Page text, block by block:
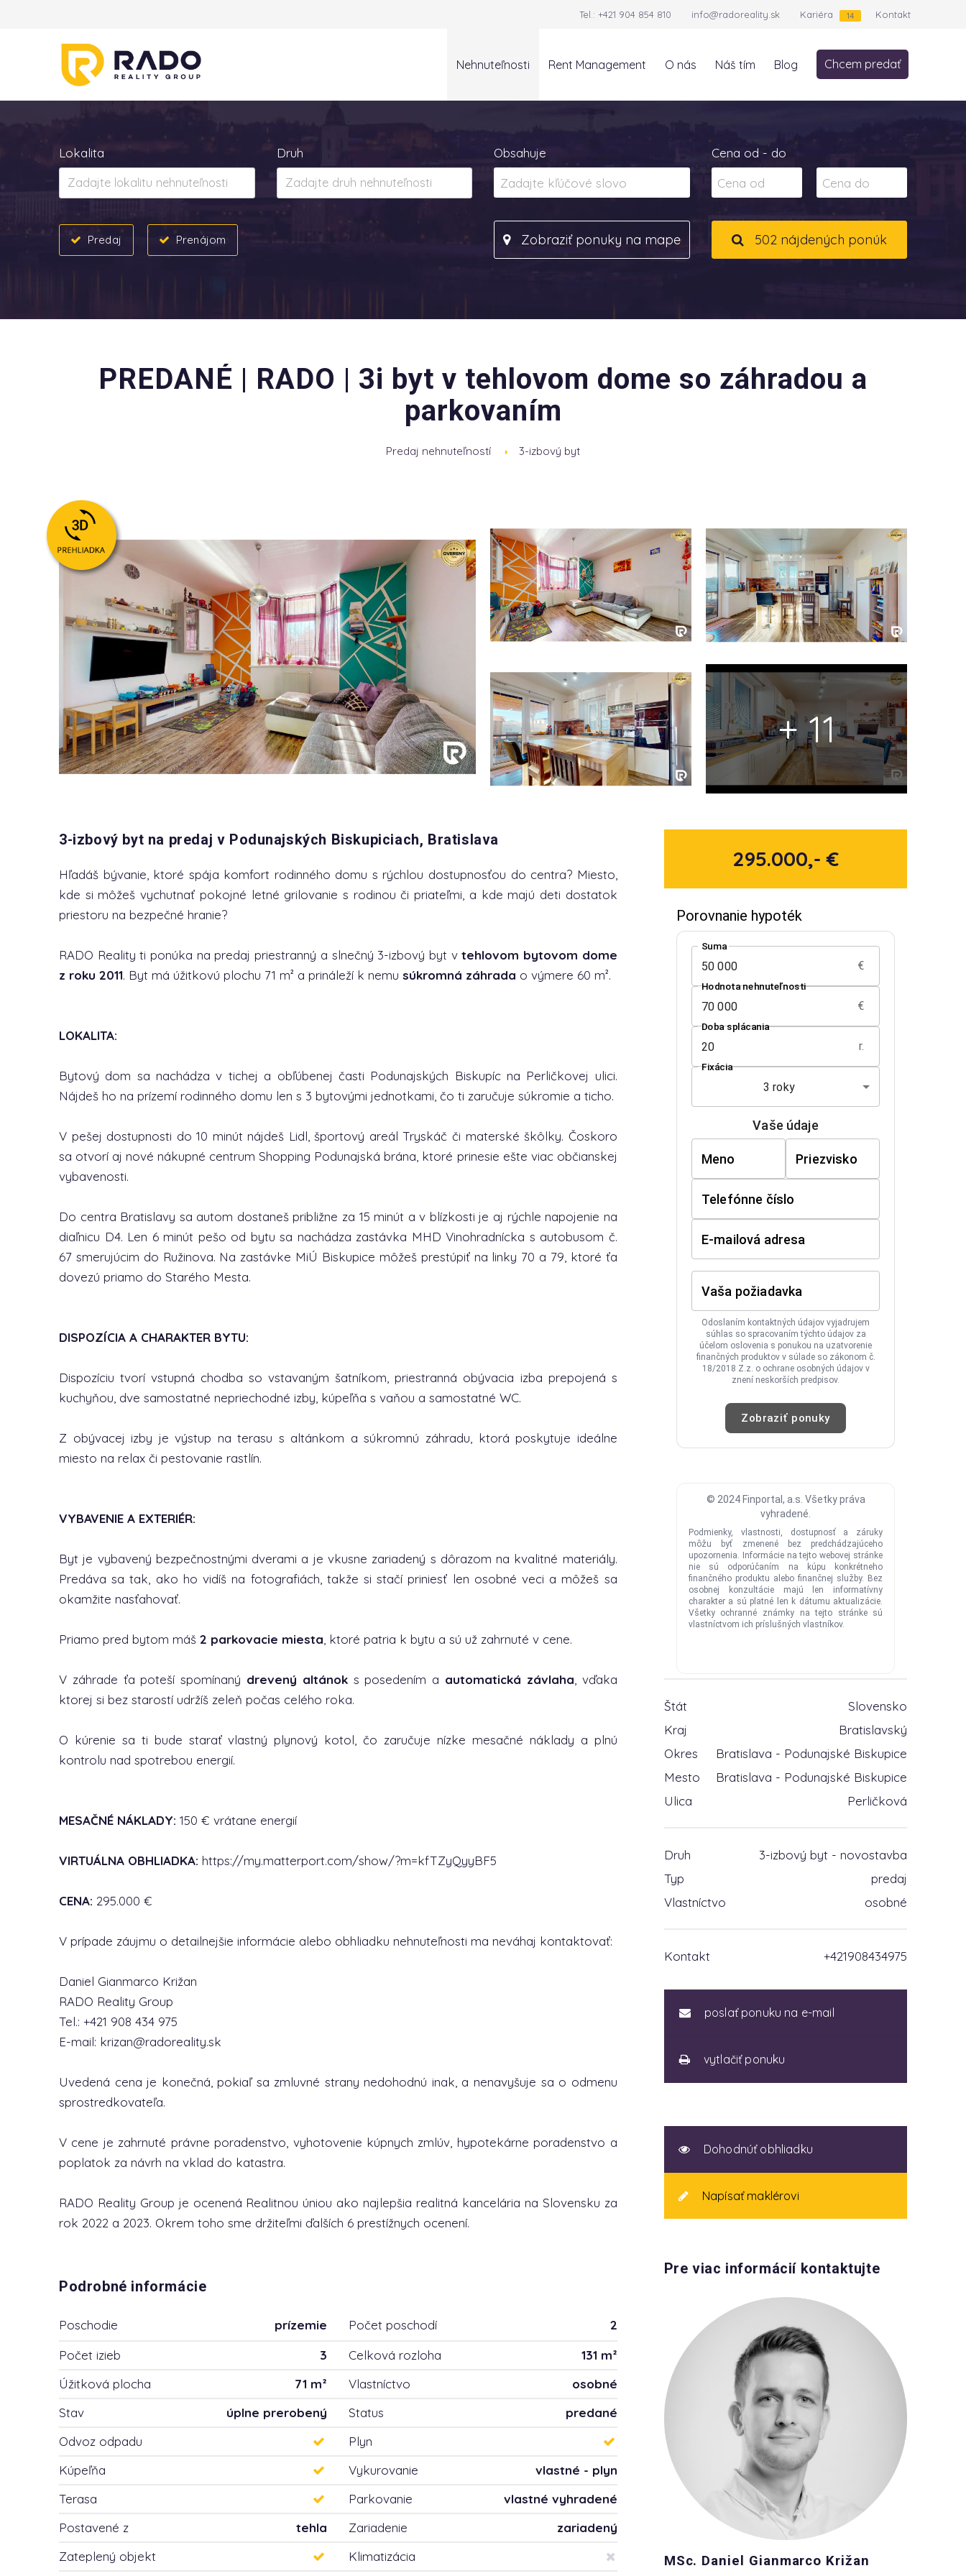
Tel.: +421 904 854 810 info@radoreality.sk Kariéra 14 Kontakt
Nehnuteľnosti Rent Management O nás Náš tím Blog Chcem predať
Lokalita Druh Obsahuje Cena od - do
Predaj Prenájom Zobraziť ponuky na mape 502 nájdených ponúk
PREDANÉ | RADO | 3i byt v tehlovom dome so záhradou a
parkovaním
Predaj nehnuteľností 3-izbový byt
+ 11
3-izbový byt na predaj v Podunajských Biskupiciach, Bratislava
Hľadáš bývanie, ktoré spája komfort rodinného domu s rýchlou dostupnosťou do centra? Miesto,
kde si môžeš vychutnať pokojné letné grilovanie s rodinou či priateľmi, a kde majú deti dostatok
priestoru na bezpečné hranie?
RADO Reality ti ponúka na predaj priestranný a slnečný 3-izbový byt vtehlovom bytovom dome
z roku 2011. Byt má úžitkovú plochu 71 m² a prináleží k nemu súkromná záhrada o výmere 60 m².
LOKALITA:
Bytový dom sa nachádza v tichej a obľúbenej časti Podunajských Biskupíc na Perličkovej ulici.
Nájdeš ho na prízemí rodinného domu len s 3 bytovými jednotkami, čo ti zaručuje súkromie a ticho.
V pešej dostupnosti do 10 minút nájdeš Lidl, športový areál Tryskáč či materské škôlky. Čoskoro
sa otvorí aj nové nákupné centrum Shopping Podunajská brána, ktoré prinesie ešte viac občianskej
vybavenosti.
Do centra Bratislavy sa autom dostaneš približne za 15 minút a v blízkosti je aj rýchle napojenie na
diaľnicu D4. Len 6 minút pešo od bytu sa nachádza zastávka MHD Vinohradnícka s autobusom č.
67 smerujúcim do Ružinova. Na zastávke MiÚ Biskupice môžeš prestúpiť na linky 70 a 79, ktoré ťa
dovezú priamo do Starého Mesta.
DISPOZÍCIA A CHARAKTER BYTU:
Dispozíciu tvorí vstupná chodba so vstavaným šatníkom, priestranná obývacia izba prepojená s
kuchyňou, dve samostatné nepriechodné izby, kúpeľňa s vaňou a samostatné WC.
Z obývacej izby je výstup na terasu s altánkom a súkromnú záhradu, ktorá poskytuje ideálne
miesto na relax či pestovanie rastlín.
VYBAVENIE A EXTERIÉR:
Byt je vybavený bezpečnostnými dverami a je vkusne zariadený s dôrazom na kvalitné materiály.
Predáva sa tak, ako ho vidíš na fotografiách, takže si stačí priniesť len osobné veci a môžeš sa
okamžite nasťahovať.
Priamo pred bytom máš 2 parkovacie miesta , ktoré patria k bytu a sú už zahrnuté v cene.
V záhrade ťa poteší spomínaný drevený altánoks posedením a automatická závlaha , vďaka
ktorej si bez starostí udržíš zeleň počas celého roka.
O kúrenie sa ti bude starať vlastný plynový kotol, čo zaručuje nízke mesačné náklady a plnú
kontrolu nad spotrebou energií.
MESAČNÉ NÁKLADY: 150 € vrátane energií
VIRTUÁLNA OBHLIADKA: https://my.matterport.com/show/?m=kfTZyQyyBF5
CENA: 295.000 €
V prípade záujmu o detailnejšie informácie alebo obhliadku nehnuteľnosti ma neváhaj kontaktovať:
Daniel Gianmarco Križan
RADO Reality Group
Tel.: +421 908 434 975
E-mail: krizan@radoreality.sk
Uvedená cena je konečná, pokiaľ sa zmluvné strany nedohodnú inak, a nenavyšuje sa o odmenu
sprostredkovateľa.
V cene je zahrnuté právne poradenstvo, vyhotovenie kúpnych zmlúv, hypotekárne poradenstvo a
poplatok za návrh na vklad do katastra.
RADO Reality Group je ocenená Realitnou úniou ako najlepšia realitná kancelária na Slovensku za
rok 2022 a 2023. Okrem toho sme držiteľmi ďalších 6 prestížnych ocenení.
Podrobné informácie
Poschodie prízemie Počet poschodí
2
Počet izieb
3 Celková rozloha
131 m²
Úžitková plocha
71 m² Vlastníctvo
osobné
Stav
úplne prerobený Status
predané
Odvoz odpadu
Plyn
Kúpeľňa
Vykurovanie
vlastné - plyn
Terasa
Parkovanie
vlastné vyhradené
Postavené z
tehla Zariadenie
zariadený
Zateplený objekt
Klimatizácia
295.000,- €
Štát
Slovensko
Kraj
Bratislavský
Okres
Bratislava - Podunajské Biskupice
Mesto
Bratislava - Podunajské Biskupice
Ulica
Perličková
Druh
3-izbový byt - novostavba
Typ
predaj
Vlastníctvo
osobné
Kontakt +421908434975
poslať ponuku na e-mail
vytlačiť ponuku
Dohodnúť obhliadku
Napísať maklérovi
Pre viac informácií kontaktujte
MSc. Daniel Gianmarco Križan